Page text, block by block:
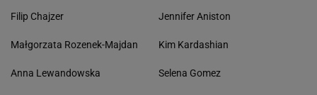
Filip Chajzer
Małgorzata Rozenek-Majdan
Anna Lewandowska
Jennifer Aniston
Kim Kardashian
Selena Gomez